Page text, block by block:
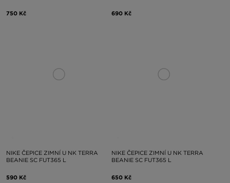
750 Kč 690 Kč
NIKE ČEPICE ZIMNÍ U NK TERRA
BEANIE SC FUT365 L
590 Kč
NIKE ČEPICE ZIMNÍ U NK TERRA
BEANIE SC FUT365 L
650 Kč